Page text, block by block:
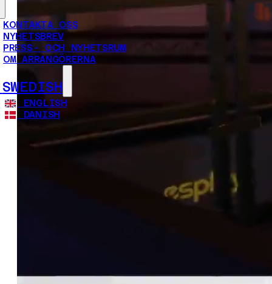
KONTAKTA OSS
NYHETSBREV
PRESS- OCH NYHETSRUM
OM ARRANGÖRERNA
SWEDISH
ENGLISH
DANISH